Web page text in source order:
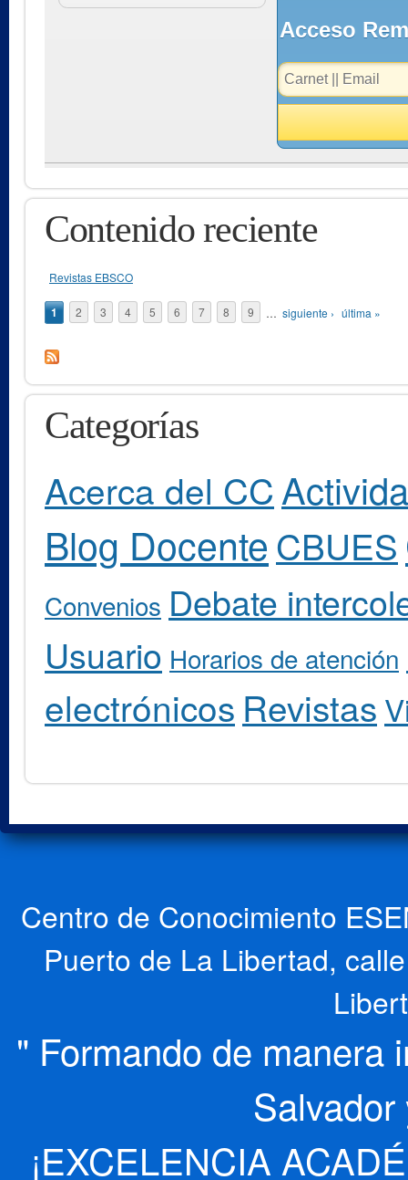
Contenido reciente
Revistas EBSCO
Páginas
1 2 3 4 5 6 7 8 9 … siguiente › última »
Categorías
Acerca del CC
Blog Docente CBUES
Convenios Debate
Usuario Horarios de atención
electrónicos Revistas
Centro de Conocimiento
Puerto de La Libertad,
" Formando de manera
¡EXCELENCIA